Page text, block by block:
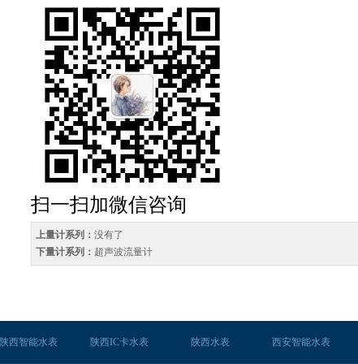
扫一扫加微信咨询
上量计系列： 没有了
下量计系列： 超声波流量计
陕西智能水表 陕西IC卡水表 陕西水表 西安智能水表